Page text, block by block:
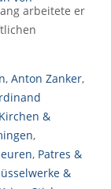
arbeitete er
, Anton Zanker,
Kirchen &
,
, Patres &
&